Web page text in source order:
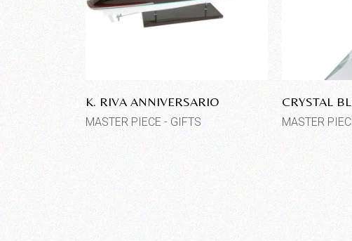
K. RIVA ANNIVERSARIO
MASTER PIECE - GIFTS
CRYSTAL
MASTER